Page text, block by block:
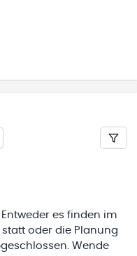
es finden im
oder die Planung
Wende